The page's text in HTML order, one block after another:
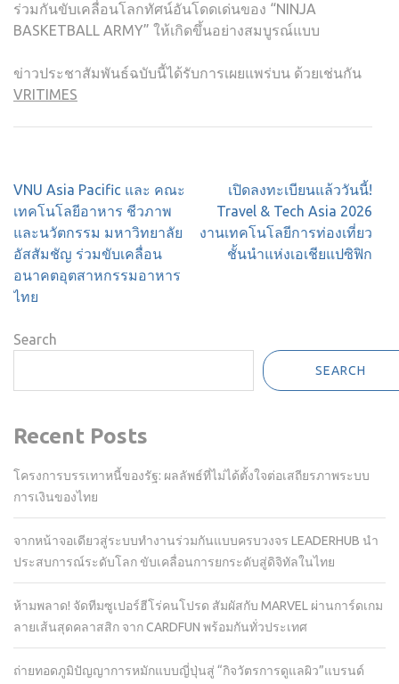
ร่วมกันขับเคลื่อนโลกทัศน์อันโดดเด่นของ “NINJA
BASKETBALL ARMY” ให้เกิดขึ้นอย่างสมบูรณ์แบบ
ข่าวประชาสัมพันธ์ฉบับนี้ได้รับการเผยแพร่บน ด้วยเช่นกัน
VRITIMES
Post
navigation
VNU Asia Pacific และ คณะ
เทคโนโลยีอาหาร ชีวภาพ
และนวัตกรรม มหาวิทยาลัย
อัสสัมชัญ ร่วมขับเคลื่อน
อนาคตอุตสาหกรรมอาหาร
ไทย
เปิดลงทะเบียนแล้ววันนี้!
Travel & Tech Asia 2026
งานเทคโนโลยีการท่องเที่ยว
ชั้นนำแห่งเอเชียแปซิฟิก
Search
SEARCH
Recent Posts
โครงการบรรเทาหนี้ของรัฐ: ผลลัพธ์ที่ไม่ได้ตั้งใจต่อเสถียรภาพระบบ
การเงินของไทย
จากหน้าจอเดียวสู่ระบบทำงานร่วมกันแบบครบวงจร LEADERHUB นำ
ประสบการณ์ระดับโลก ขับเคลื่อนการยกระดับสู่ดิจิทัลในไทย
ห้ามพลาด! จัดทีมซูเปอร์ฮีโร่คนโปรด สัมผัสกับ MARVEL ผ่านการ์ดเกม
ลายเส้นสุดคลาสสิก จาก CARDFUN พร้อมกันทั่วประเทศ
ถ่ายทอดภูมิปัญญาการหมักแบบญี่ปุ่นสู่ “กิจวัตรการดูแลผิว”แบรนด์